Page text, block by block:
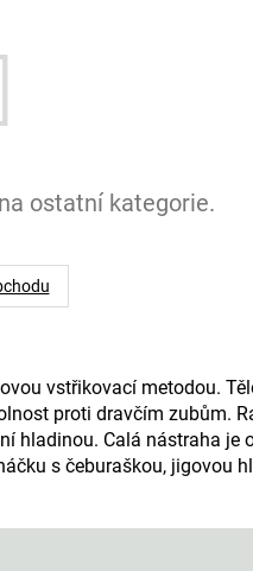
ostatní kategorie.
vstřikovací metodou.
proti dravčím zubům.
hladinou. Calá nástraha
s čeburaškou, jigovou